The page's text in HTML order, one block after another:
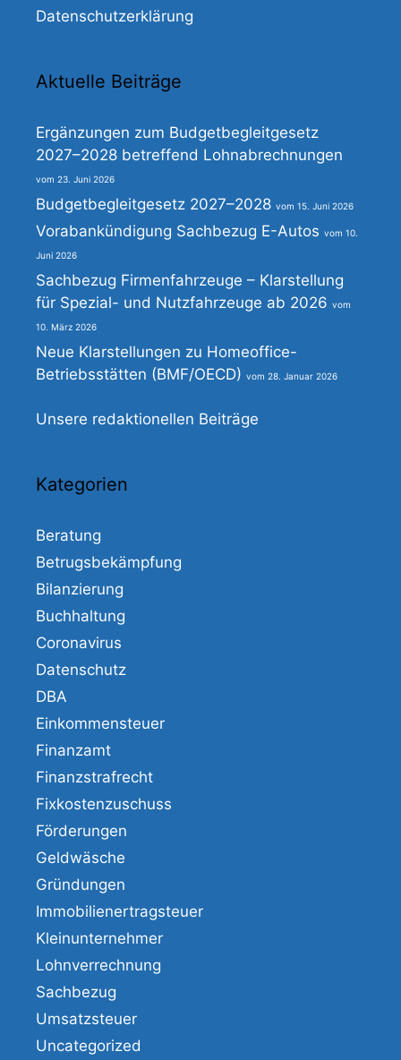
Datenschutzerklärung
Aktuelle Beiträge
Ergänzungen zum Budgetbegleitgesetz
2027–2028 betreffend Lohnabrechnungen
23. Juni 2026
Budgetbegleitgesetz 2027–2028 15. Juni 2026
Vorabankündigung Sachbezug E-Autos 10.
Juni 2026
Sachbezug Firmenfahrzeuge – Klarstellung
für Spezial- und Nutzfahrzeuge ab 2026
10. März 2026
Neue Klarstellungen zu Homeoffice-
Betriebsstätten (BMF/OECD)
28. Januar 2026
Unsere redaktionellen Beiträge
Kategorien
Beratung
Betrugsbekämpfung
Bilanzierung
Buchhaltung
Coronavirus
Datenschutz
DBA
Einkommensteuer
Finanzamt
Finanzstrafrecht
Fixkostenzuschuss
Förderungen
Geldwäsche
Gründungen
Immobilienertragsteuer
Kleinunternehmer
Lohnverrechnung
Sachbezug
Umsatzsteuer
Uncategorized